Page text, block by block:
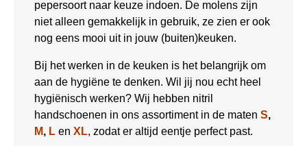
pepersoort naar keuze indoen. De molens zijn
niet alleen gemakkelijk in gebruik, ze zien er ook
nog eens mooi uit in jouw (buiten)keuken.
Bij het werken in de keuken is het belangrijk om
aan de hygiëne te denken. Wil jij nou echt heel
hygiënisch werken? Wij hebben nitril
handschoenen in ons assortiment in de maten S,
M, L en XL, zodat er altijd eentje perfect past.